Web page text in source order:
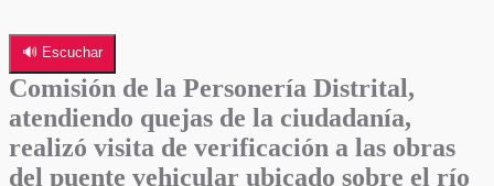
🔊 Escuchar
Comisión de la Personería Distrital,
atendiendo quejas de la ciudadanía,
realizó visita de verificación a las obras
del puente vehicular ubicado sobre el río